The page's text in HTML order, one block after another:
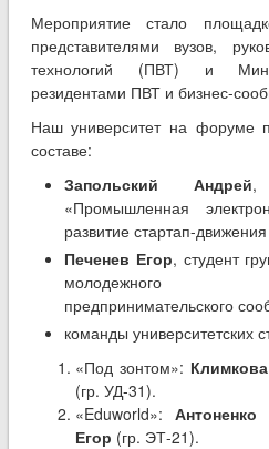
Мероприятие стало
представителями вузов,
технологий (ПВТ) и
резидентами ПВТ и бизнес-
Наш университет на форуме
составе:
Запольский Андрей,
«Промышленная
развитие стартап-движения
Печенев Егор, студент
молодежного
предпринимательского
команды университетских
«Под зонтом»:
(гр. УД-31).
«Eduworld»:
Егор (гр. ЭТ-21).